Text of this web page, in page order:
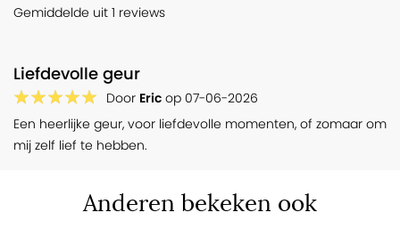
Gemiddelde uit 1 reviews
Liefdevolle geur
Door Eric op 07-06-2026
Een heerlijke geur, voor liefdevolle momenten, of zomaar om
mij zelf lief te hebben.
Anderen bekeken ook